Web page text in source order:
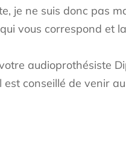
je ne suis donc pas
vous correspond et
audioprothésiste
conseillé de venir